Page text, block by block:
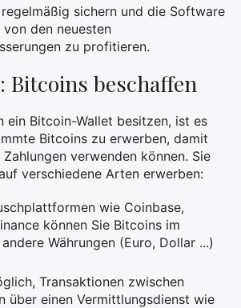
sichern und die Software
den neuesten
zu profitieren.
Bitcoins beschaffen
ein Bitcoin-Wallet besitzen, ist es
Bitcoins zu erwerben, damit
verwenden können. Sie
verschiedene Arten erwerben:
wie Coinbase,
können Sie Bitcoins im
Währungen (Euro, Dollar ...)
Transaktionen zwischen
über einen Vermittlungsdienst wie
×